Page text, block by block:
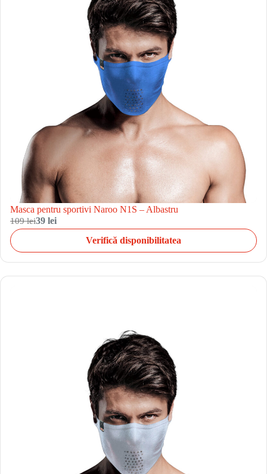
Masca pentru sportivi Naroo N1S – Albastru
109 lei39 lei
Verifică disponibilitatea